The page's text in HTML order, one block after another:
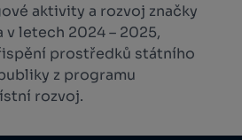
aktivity a rozvoj značky
letech 2024 – 2025,
prostředků státního
z programu
rozvoj.